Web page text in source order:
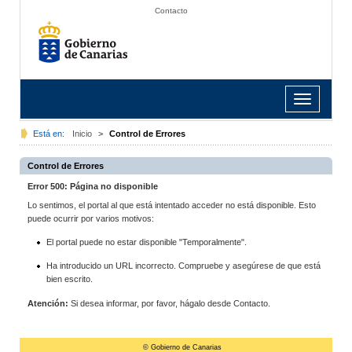
Contacto
Toggle
navigation
Está en: Inicio > Control de Errores
Control de Errores
Error 500: Página no disponible
Lo sentimos, el portal al que está intentado acceder no está disponible. Esto
puede ocurrir por varios motivos:
El portal puede no estar disponible "Temporalmente".
Ha introducido un URL incorrecto. Compruebe y asegúrese de que está
bien escrito.
Atención: Si desea informar, por favor, hágalo desde Contacto.
© Gobierno de Canarias